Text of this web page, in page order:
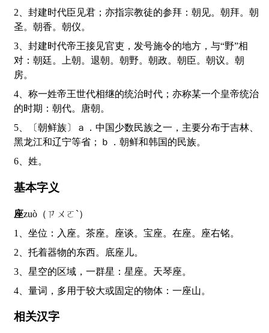
2、封建时代臣见君；亦指宗教徒的参拜：朝见。朝拜。朝
圣。朝香。朝仪。
3、封建时代帝王接见官吏，发号施令的地方，与“野”相
对：朝廷。上朝。退朝。朝野。朝政。朝臣。朝议。朝
房。
4、称一姓帝王世代相继的统治时代；亦称某一个皇帝统治
的时期：朝代。唐朝。
5、〔朝鲜族〕ａ．中国少数民族之一，主要分布于吉林、
黑龙江和辽宁等省；ｂ．朝鲜和韩国的民族。
6、姓。
基本字义
座zuò（ㄗㄨㄛˋ）
1、坐位：入座。茶座。座谈。宝座。在座。座右铭。
2、托着器物的东西。底座儿。
3、星空的区域，一群星：星座。天琴座。
4、量词，多用于较大或固定的物体：一座山。
相关汉字